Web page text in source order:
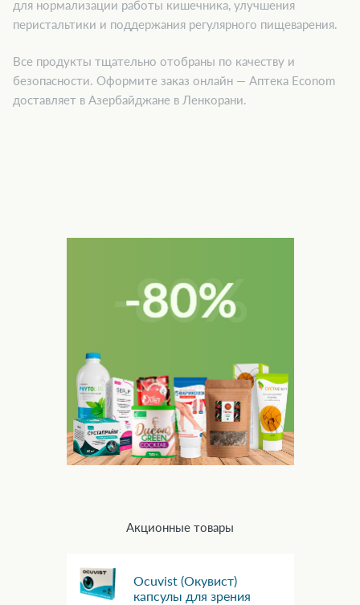
для нормализации работы кишечника, улучшения
перистальтики и поддержания регулярного пищеварения.
Все продукты тщательно отобраны по качеству и
безопасности. Оформите заказ онлайн — Аптека Econom
доставляет в Азербайджане в Ленкорани.
Акционные товары
Ocuvist (Окувист)
капсулы для зрения